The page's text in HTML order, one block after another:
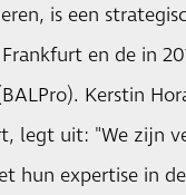
is een
en de in
Kerstin
legt uit: "We zijn
hun expertise in